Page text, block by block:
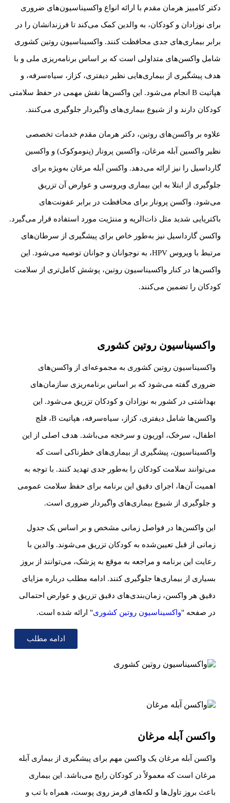
دکتر کامبیز هرمان مقدم با ارائه انواع واکسیناسیون‌های ضروری
برای نوزادان و کودکان، به والدین کمک می‌کند تا فرزندانشان را در
برابر بیماری‌های جدی محافظت کنند. واکسیناسیون روتین کشوری
شامل واکسن‌های متداولی است که بر اساس برنامه‌ریزی ملی و با
هدف پیشگیری از بیماری‌هایی نظیر دیفتری، کزاز، سیاه‌سرفه، و
هپاتیت B انجام می‌شود. این واکسن‌ها نقش مهمی در حفظ سلامتی
کودکان دارند و از شیوع بیماری‌های واگیردار جلوگیری می‌کنند.
علاوه بر واکسن‌های روتین، دکتر هرمان مقدم خدمات تخصصی
نظیر واکسین آبله مرغان، واکسین پرونار (پنوموکوک) و واکسین
گارداسیل را نیز ارائه می‌دهد. واکسن آبله مرغان به‌ویژه برای
جلوگیری از ابتلا به این بیماری ویروسی و عوارض آن تزریق
می‌شود. واکسن پرونار برای محافظت در برابر عفونت‌های
باکتریایی شدید مثل ذات‌الریه و مننژیت مورد استفاده قرار می‌گیرد.
واکسن گارداسیل نیز به‌طور خاص برای پیشگیری از سرطان‌های
مرتبط با ویروس HPV، به نوجوانان و جوانان توصیه می‌شود. این
واکسن‌ها در کنار واکسیناسیون روتین، پوشش کامل‌تری از سلامت
کودکان را تضمین می‌کنند.
واکسیناسیون روتین کشوری
واکسیناسیون روتین کشوری به مجموعه‌ای از واکسن‌های
ضروری گفته می‌شود که بر اساس برنامه‌ریزی سازمان‌های
بهداشتی در کشور به نوزادان و کودکان تزریق می‌شود. این
واکسن‌ها شامل دیفتری، کزاز، سیاه‌سرفه، هپاتیت B، فلج
اطفال، سرخک، اوریون و سرخجه می‌باشد. هدف اصلی از این
واکسیناسیون، پیشگیری از بیماری‌های خطرناکی است که
می‌توانند سلامت کودکان را به‌طور جدی تهدید کنند. با توجه به
اهمیت آن‌ها، اجرای دقیق این برنامه برای حفظ سلامت عمومی
و جلوگیری از شیوع بیماری‌های واگیردار ضروری است.
این واکسن‌ها در فواصل زمانی مشخص و بر اساس یک جدول
زمانی از قبل تعیین‌شده به کودکان تزریق می‌شوند. والدین با
رعایت این برنامه و مراجعه به موقع به پزشک، می‌توانند از بروز
بسیاری از بیماری‌ها جلوگیری کنند. ادامه مطلب درباره مزایای
دقیق هر واکسن، زمان‌بندی‌های دقیق تزریق و عوارض احتمالی
در صفحه "واکسیناسیون روتین کشوری" ارائه شده است.
ادامه مطلب
واکسن آبله مرغان
واکسن آبله مرغان یک واکسن مهم برای پیشگیری از بیماری آبله
مرغان است که معمولاً در کودکان رایج می‌باشد. این بیماری
باعث بروز تاول‌ها و لکه‌های قرمز روی پوست، همراه با تب و